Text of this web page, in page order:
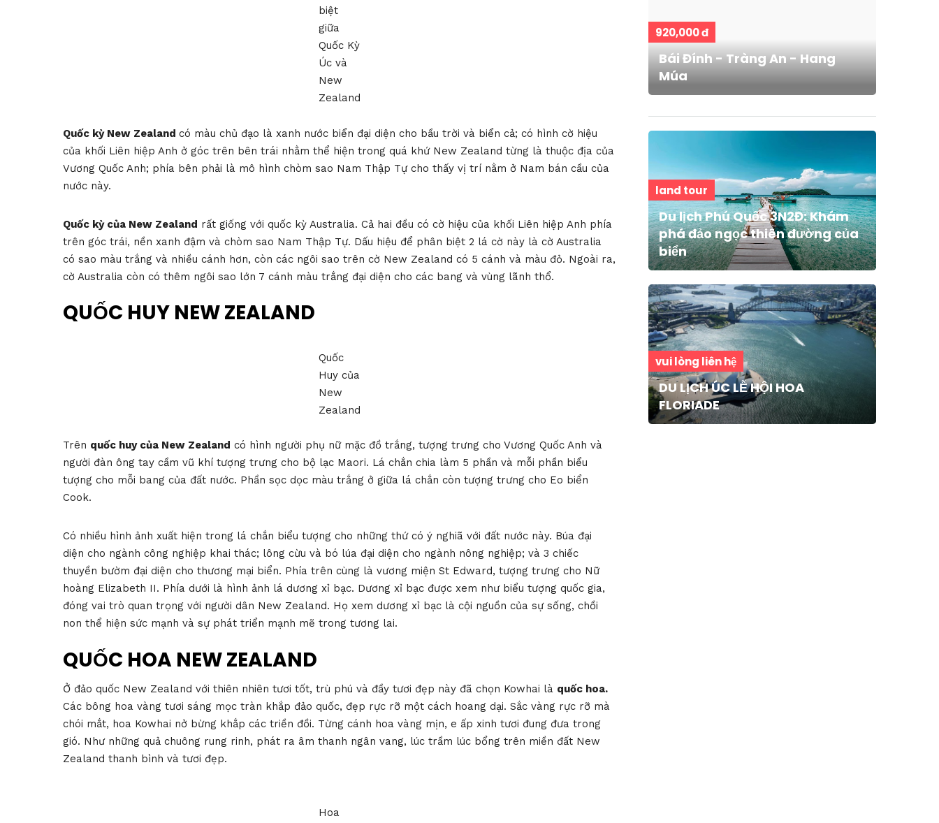
biệt
giữa
Quốc Kỳ
Úc và
New
Zealand
Quốc kỳ New Zealand có màu chủ đạo là xanh nước biển đại diện cho bầu trời và biển cả; có hình cờ hiệu
của khối Liên hiệp Anh ở góc trên bên trái nhằm thể hiện trong quá khứ New Zealand từng là thuộc địa của
Vương Quốc Anh; phía bên phải là mô hình chòm sao Nam Thập Tự cho thấy vị trí nằm ở Nam bán cầu của
nước này.
Quốc kỳ của New Zealand rất giống với quốc kỳ Australia. Cả hai đều có cờ hiệu của khối Liên hiệp Anh phía
trên góc trái, nền xanh đậm và chòm sao Nam Thập Tự. Dấu hiệu để phân biệt 2 lá cờ này là cờ Australia
có sao màu trắng và nhiều cánh hơn, còn các ngôi sao trên cờ New Zealand có 5 cánh và màu đỏ. Ngoài ra,
cờ Australia còn có thêm ngôi sao lớn 7 cánh màu trắng đại diện cho các bang và vùng lãnh thổ.
QUỐC HUY NEW ZEALAND
Quốc
Huy của
New
Zealand
Trên quốc huy của New Zealand có hình người phụ nữ mặc đồ trắng, tượng trưng cho Vương Quốc Anh và
người đàn ông tay cầm vũ khí tượng trưng cho bộ lạc Maori. Lá chắn chia làm 5 phần và mỗi phần biểu
tượng cho mỗi bang của đất nước. Phần sọc dọc màu trắng ở giữa lá chắn còn tượng trưng cho Eo biển
Cook.
Có nhiều hình ảnh xuất hiện trong lá chắn biểu tượng cho những thứ có ý nghiã với đất nước này. Búa đại
diện cho ngành công nghiệp khai thác; lông cừu và bó lúa đại diện cho ngành nông nghiệp; và 3 chiếc
thuyền bườm đại diện cho thương mại biển. Phía trên cùng là vương miện St Edward, tượng trưng cho Nữ
hoàng Elizabeth II. Phía dưới là hình ảnh lá dương xỉ bạc. Dương xỉ bạc được xem như biểu tượng quốc gia,
đóng vai trò quan trọng với người dân New Zealand. Họ xem dương xỉ bạc là cội nguồn của sự sống, chồi
non thể hiện sức mạnh và sự phát triển mạnh mẽ trong tương lai.
QUỐC HOA NEW ZEALAND
Ở đảo quốc New Zealand với thiên nhiên tươi tốt, trù phú và đầy tươi đẹp này đã chọn Kowhai là quốc hoa.
Các bông hoa vàng tươi sáng mọc tràn khắp đảo quốc, đẹp rực rỡ một cách hoang dại. Sắc vàng rực rỡ mà
chói mắt, hoa Kowhai nở bừng khắp các triền đồi. Từng cánh hoa vàng mịn, e ấp xinh tươi đung đưa trong
gió. Như những quả chuông rung rinh, phát ra âm thanh ngân vang, lúc trầm lúc bổng trên miền đất New
Zealand thanh bình và tươi đẹp.
Hoa
920,000 đ
Bái Đính - Tràng An - Hang
Múa
land tour
Du lịch Phú Quốc 3N2Đ: Khám
phá đảo ngọc thiên đường của
biển
vui lòng liên hệ
DU LỊCH ÚC LỄ HỘI HOA
FLORIADE